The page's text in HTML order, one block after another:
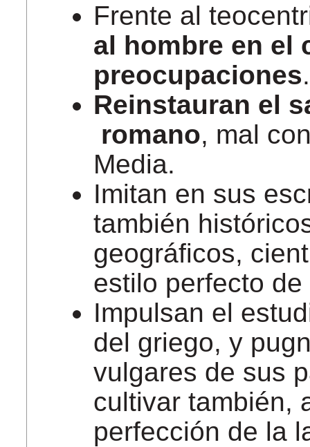
Frente al
al hombre en el
preocupaciones
Reinstauran el
romano, mal
Media.
Imitan en sus
también
geográficos,
estilo perfecto
Impulsan el
del griego, y
vulgares de sus
cultivar también,
perfección de la